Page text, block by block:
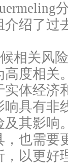
绍了过
相关风
度相关
体经济
具有非
其影响
也需要
以更好